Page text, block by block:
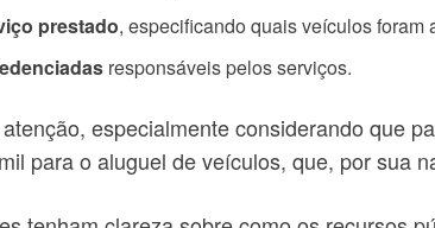
prestado, especificando quais veículos foram
responsáveis pelos serviços.
especialmente considerando que
para o aluguel de veículos, que, por sua